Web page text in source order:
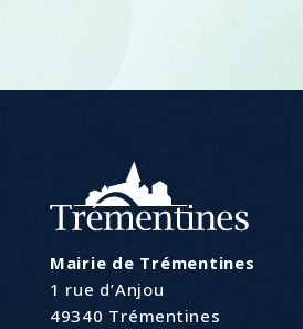
Mairie de Trémentines
1 rue d’Anjou
49340 Trémentines